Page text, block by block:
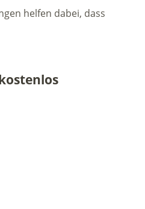
helfen dabei, dass